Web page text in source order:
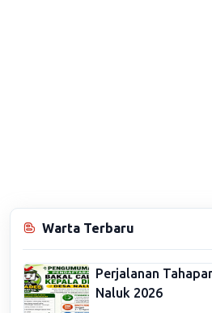
Warta Terbaru
Perjalanan
Naluk 2026